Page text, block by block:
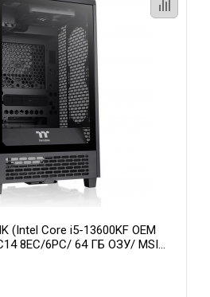
(Intel Core i5-13600KF OEM
8EC/6PC/ 64 ГБ ОЗУ/ MSI
16GB GDDR7 256bit 3xDP